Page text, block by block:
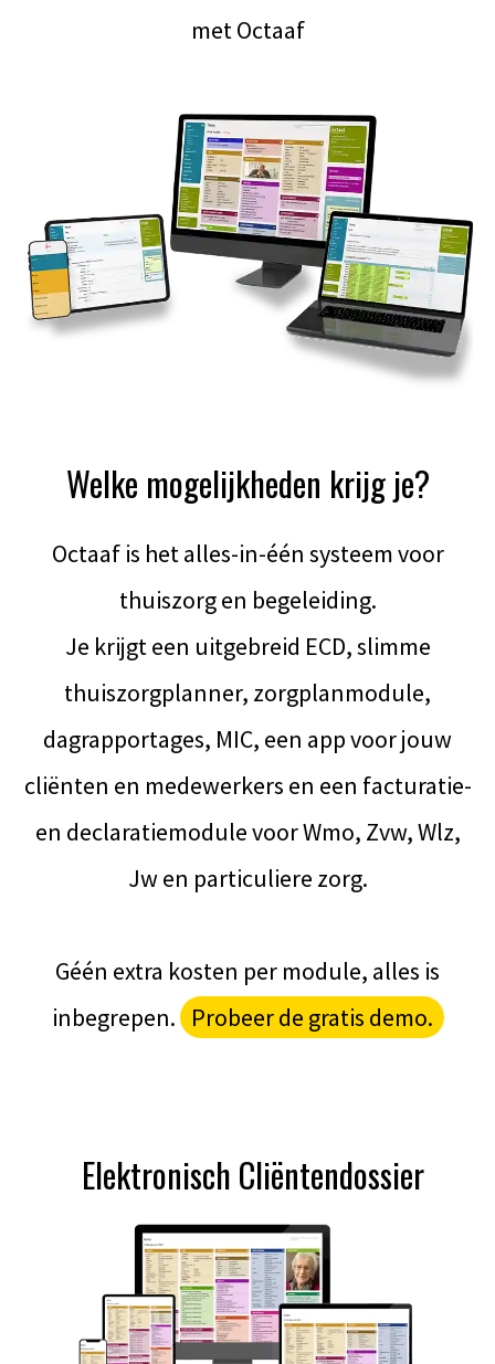
met Octaaf
Welke mogelijkheden krijg je?
Octaaf is het alles-in-één systeem voor
thuiszorg en begeleiding.
Je krijgt een uitgebreid ECD, slimme
thuiszorgplanner, zorgplanmodule,
dagrapportages, MIC, een app voor jouw
cliënten en medewerkers en een facturatie-
en declaratiemodule voor Wmo, Zvw, Wlz,
Jw en particuliere zorg.
Géén extra kosten per module, alles is
inbegrepen.
Probeer de gratis demo.
Elektronisch Cliënten­dossier